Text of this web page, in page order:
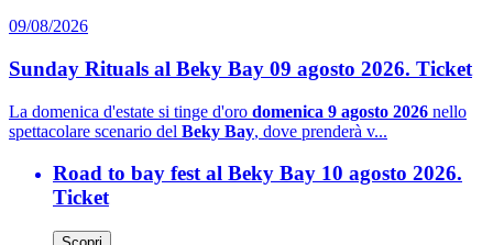
09/08/2026
Sunday Rituals al Beky Bay 09 agosto 2026. Ticket
La domenica d'estate si tinge d'oro domenica 9 agosto 2026 nello
spettacolare scenario del Beky Bay, dove prenderà v...
Road to bay fest al Beky Bay 10 agosto 2026.
Ticket